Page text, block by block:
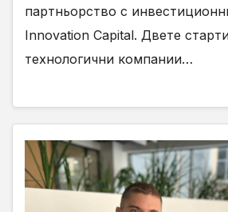
партньорство с
Innovation Capital. Двете
технологични компании…